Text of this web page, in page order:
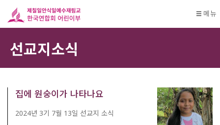
메뉴
선교지소식
집에 원숭이가 나타나요
2024년 3기 7월 13일 선교지 소식